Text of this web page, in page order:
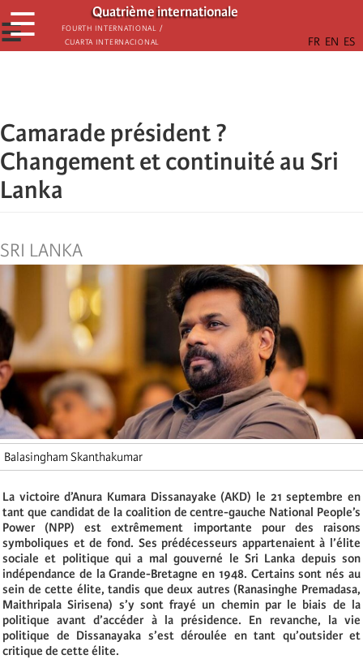
Παράκαμψη
προς
το
Quatrième internationale
Fourth International /
Cuarta Internacional
☰
☰
Camarade président ?
Changement et continuité au Sri
Lanka
SRI LANKA
Balasingham Skanthakumar
La victoire d’Anura Kumara Dissanayake (AKD) le 21 septembre en
tant que candidat de la coalition de centre-gauche National People’s
Power (NPP) est extrêmement importante pour des raisons
symboliques et de fond. Ses prédécesseurs appartenaient à l’élite
sociale et politique qui a mal gouverné le Sri Lanka depuis son
indépendance de la Grande-Bretagne en 1948. Certains sont nés au
sein de cette élite, tandis que deux autres (Ranasinghe Premadasa,
Maithripala Sirisena) s’y sont frayé un chemin par le biais de la
politique avant d’accéder à la présidence. En revanche, la vie
politique de Dissanayaka s’est déroulée en tant qu’outsider et
critique de cette élite.